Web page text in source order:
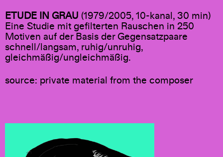
ETUDE IN GRAU (1979/2005, 10-kanal, 30 min)
Eine Studie mit gefilterten Rauschen in 250
Motiven auf der Basis der Gegensatzpaare
schnell/langsam, ruhig/unruhig,
gleichmäßig/ungleichmäßig.
source: private material from the composer